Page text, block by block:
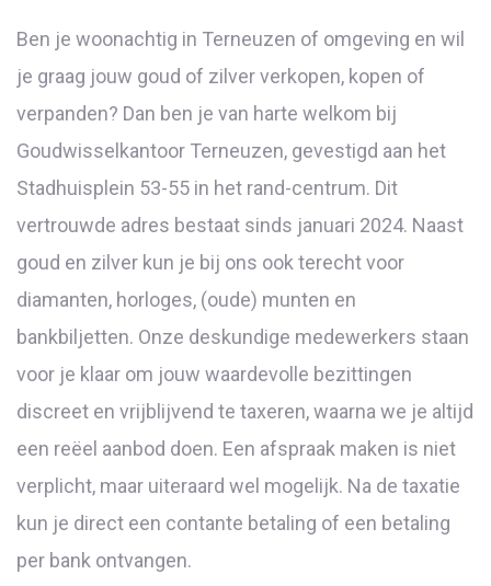
Ben je woonachtig in Terneuzen of omgeving en wil
je graag jouw goud of zilver verkopen, kopen of
verpanden? Dan ben je van harte welkom bij
Goudwisselkantoor Terneuzen, gevestigd aan het
Stadhuisplein 53-55 in het rand-centrum. Dit
vertrouwde adres bestaat sinds januari 2024. Naast
goud en zilver kun je bij ons ook terecht voor
diamanten, horloges, (oude) munten en
bankbiljetten. Onze deskundige medewerkers staan
voor je klaar om jouw waardevolle bezittingen
discreet en vrijblijvend te taxeren, waarna we je altijd
een reëel aanbod doen. Een afspraak maken is niet
verplicht, maar uiteraard wel mogelijk. Na de taxatie
kun je direct een contante betaling of een betaling
per bank ontvangen.